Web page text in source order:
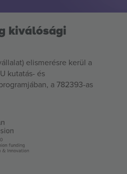
kiválósági
elismerésre kerül a
kutatás- és
a 782393-as